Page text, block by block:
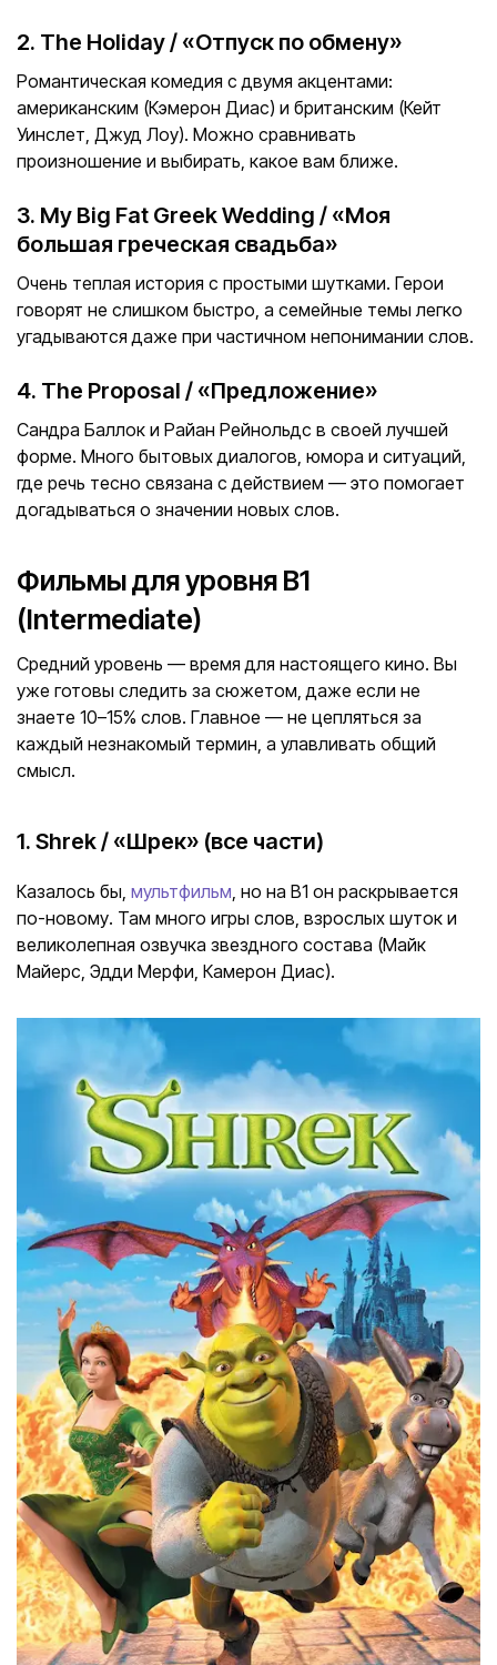
2. The Holiday / «Отпуск по обмену»
Романтическая комедия с двумя акцентами:
американским (Кэмерон Диас) и британским (Кейт
Уинслет, Джуд Лоу). Можно сравнивать
произношение и выбирать, какое вам ближе.
3. My Big Fat Greek Wedding / «Моя
большая греческая свадьба»
Очень теплая история с простыми шутками. Герои
говорят не слишком быстро, а семейные темы легко
угадываются даже при частичном непонимании слов.
4. The Proposal / «Предложение»
Сандра Баллок и Райан Рейнольдс в своей лучшей
форме. Много бытовых диалогов, юмора и ситуаций,
где речь тесно связана с действием — это помогает
догадываться о значении новых слов.
Фильмы для уровня B1
(Intermediate)
Средний уровень — время для настоящего кино. Вы
уже готовы следить за сюжетом, даже если не
знаете 10–15% слов. Главное — не цепляться за
каждый незнакомый термин, а улавливать общий
смысл.
1. Shrek / «Шрек» (все части)
Казалось бы, мультфильм, но на B1 он раскрывается
по-новому. Там много игры слов, взрослых шуток и
великолепная озвучка звездного состава (Майк
Майерс, Эдди Мерфи, Камерон Диас).